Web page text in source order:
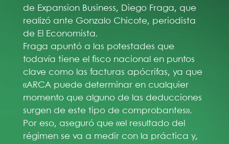
de Expansion Business, Diego Fraga, que
realizó ante Gonzalo Chicote, periodista
de El Economista.
Fraga apuntó a las potestades que
todavía tiene el fisco nacional en puntos
clave como las facturas apócrifas, ya que
«ARCA puede determinar en cualquier
momento que alguno de las deducciones
surgen de este tipo de comprobantes».
Por eso, aseguró que «el resultado del
régimen se va a medir con la práctica y,